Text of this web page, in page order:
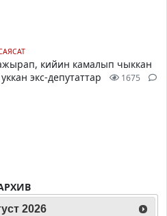
кийин камалып чыккан
экс-депутаттар
1675
2026